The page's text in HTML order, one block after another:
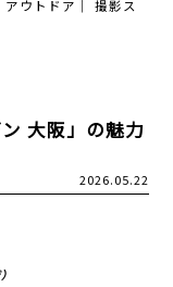
アウトドア
撮影ス
大阪」の魅力
2026.05.22